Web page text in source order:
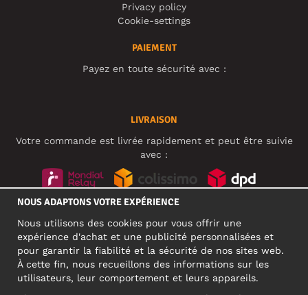
Privacy policy
Cookie-settings
PAIEMENT
Payez en toute sécurité avec :
LIVRAISON
Votre commande est livrée rapidement et peut être suivie
avec :
ADRESSE PROFESSIONNELLE
NOUS ADAPTONS VOTRE EXPÉRIENCE
Nous utilisons des cookies pour vous offrir une
expérience d'achat et une publicité personnalisées et
pour garantir la fiabilité et la sécurité de nos sites web.
À cette fin, nous recueillons des informations sur les
utilisateurs, leur comportement et leurs appareils.